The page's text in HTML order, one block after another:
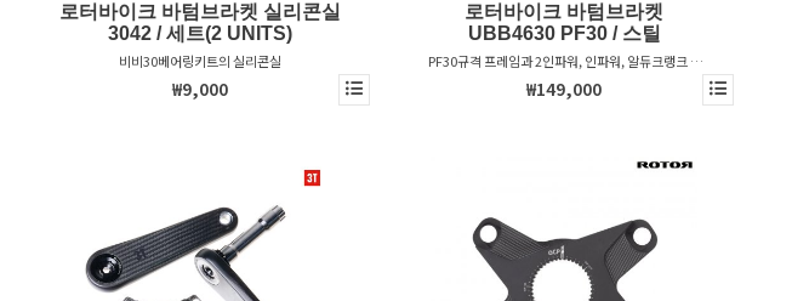
로터바이크 바텀브라켓 실리콘실
3042 / 세트(2 UNITS)
비비30베어링키트의 실리콘실
₩9,000
로터바이크 바텀브라켓
UBB4630 PF30 / 스틸
PF30규격 프레임과 2인파워, 인파워, 알듀크랭크 &
베가스트 크랭크를 위한 바텀브라켓
₩149,000